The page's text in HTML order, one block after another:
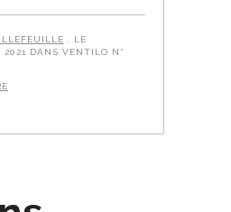
, LE
2021 DANS VENTILO N°